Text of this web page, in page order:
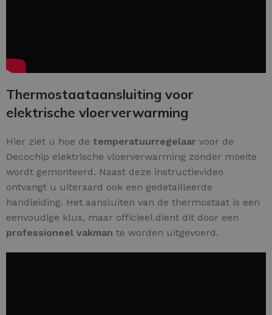
Thermostaataansluiting voor
elektrische vloerverwarming
Hier ziet u hoe de temperatuurregelaar voor de
Decochip elektrische vloerverwarming zonder moeite
wordt gemonteerd. Naast deze instructievideo
ontvangt u uiteraard ook een gedetailleerde
handleiding. Het aansluiten van de thermostaat is een
eenvoudige klus, maar officieel dient dit door een
professioneel vakman te worden uitgevoerd.